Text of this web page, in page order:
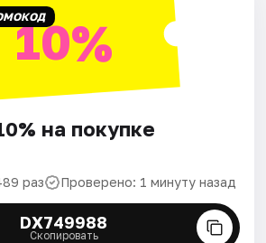
10%
на покупке
раз Проверено: 1 минуту назад
DX749988
Скопировать